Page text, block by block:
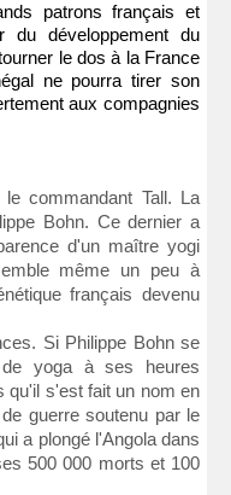
patrons français et
du développement du
le dos à la France
ne pourra tirer son
aux compagnies
commandant Tall. La
Bohn. Ce dernier a
d'un maître yogi
même un peu à
français devenu
Si Philippe Bohn se
yoga à ses heures
qu'il s'est fait un nom en
guerre soutenu par le
a plongé l'Angola dans
500 000 morts et 100